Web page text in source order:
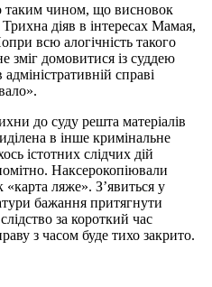
таким чином, що висновок
діяв в інтересах Мамая,
всю алогічність такого
домовитися із суддею
справі
до суду решта матеріалів
в інше кримінальне
істотних слідчих дій
Наксерокопіювали
ляже». З’явиться у
бажання притягнути
за короткий час
з часом буде тихо закрито.